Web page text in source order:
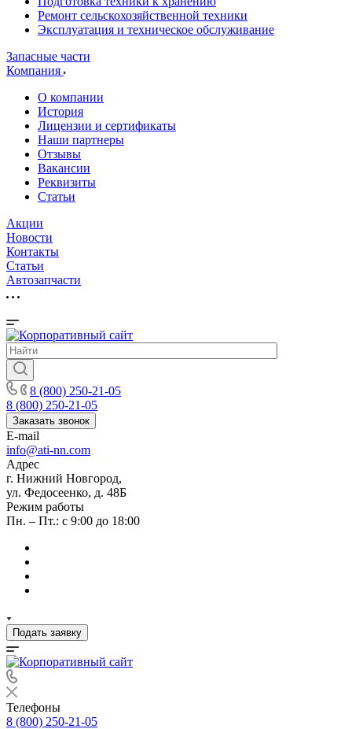
Ремонт сельскохозяйственной техники
Эксплуатация и техническое обслуживание
Запасные части
Компания
О компании
История
Лицензии и сертификаты
Наши партнеры
Отзывы
Вакансии
Реквизиты
Статьи
Акции
Новости
Контакты
Статьи
Автозапчасти
8 (800) 250-21-05
8 (800) 250-21-05
Заказать звонок
E-mail
info@ati-nn.com
Адрес
г. Нижний Новгород,
ул. Федосеенко, д. 48Б
Режим работы
Пн. – Пт.: с 9:00 до 18:00
Подать заявку
Телефоны
8 (800) 250-21-05